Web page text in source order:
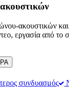
ακουστικών και
εργασία από το
συνδυασμός